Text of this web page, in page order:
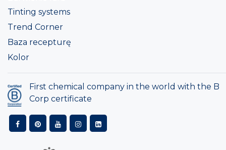
Tinting systems
Trend Corner
Baza recepturę
Kolor
First chemical company in the world with the B
Corp certificate